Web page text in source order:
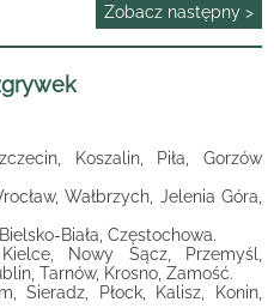
Zobacz następny >
Koszalin, Piła, Gorzów
Wałbrzych, Jelenia Góra,
Biała, Częstochowa.
Nowy Sącz, Przemyśl,
Tarnów, Krosno, Zamość.
Sieradz, Płock, Kalisz, Konin,